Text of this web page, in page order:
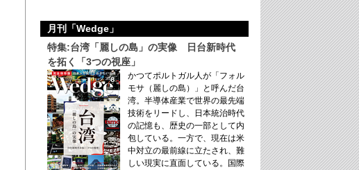
月刊「Wedge」
特集:台湾「麗しの島」の実像 日台新時代
を拓く「3つの視座」
かつてポルトガル人が「フォル
モサ（麗しの島）」と呼んだ台
湾。半導体産業で世界の最先端
技術をリードし、日本統治時代
の記憶も、歴史の一部として内
包している。一方で、現在は米
中対立の最前線に立たされ、難
しい現実に直面している。国際